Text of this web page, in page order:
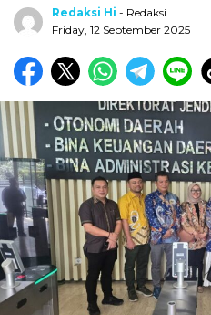
Redaksi Hi - Redaksi
Friday, 12 September 2025